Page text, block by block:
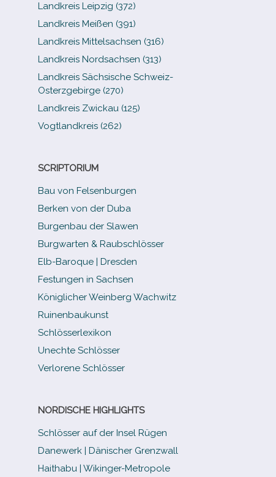
Landkreis Leipzig (372)
Landkreis Meißen (391)
Landkreis Mittelsachsen (316)
Landkreis Nordsachsen (313)
Landkreis Sächsische Schweiz-​
Osterzgebirge (270)
Landkreis Zwickau (125)
Vogtlandkreis (262)
SCRIPTORIUM
Bau von Felsenburgen
Berken von der Duba
Burgenbau der Slawen
Burgwarten & Raubschlösser
Elb-​Baroque | Dresden
Festungen in Sachsen
Königlicher Weinberg Wachwitz
Ruinenbaukunst
Schlösserlexikon
Unechte Schlösser
Verlorene Schlösser
NORDISCHE HIGHLIGHTS
Schlösser auf der Insel Rügen
Danewerk | Dänischer Grenzwall
Haithabu | Wikinger-Metropole